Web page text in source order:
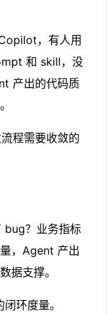
，有人用
和 skill，没
产出的代码质
程需要收敛的
bug？业务指标
，Agent 产出
据支撑。
环度量。